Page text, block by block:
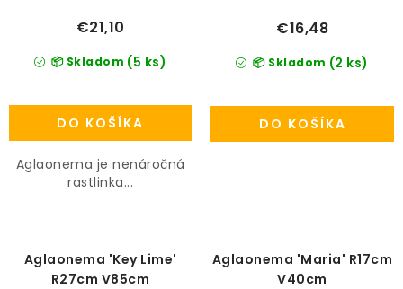
📦 Skladom (5 ks)
€21,10
DO KOŠÍKA
Aglaonema je nenáročná
rastlinka...
📦 Skladom (2 ks)
€16,48
DO KOŠÍKA
Aglaonema 'Key Lime'
R27cm V85cm
Aglaonema 'Maria' R17cm
V40cm